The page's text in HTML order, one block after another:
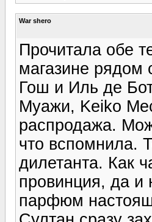
War shero
Прочитала обе
магазине рядом
Гош и Иль де
Муажи, Keiko
распродажа.
что вспомнила.
дилетанта. Как
провинция, да и
парфюм